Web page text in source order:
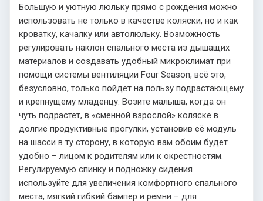
Большую и уютную люльку прямо с рождения можно
использовать не только в качестве коляски, но и как
кроватку, качалку или автолюльку. Возможность
регулировать наклон спального места из дышащих
материалов и создавать удобный микроклимат при
помощи системы вентиляции Four Season, всё это,
безусловно, только пойдёт на пользу подрастающему
и крепнущему младенцу. Возите малыша, когда он
чуть подрастёт, в «сменной взрослой» коляске в
долгие продуктивные прогулки, установив её модуль
на шасси в ту сторону, в которую вам обоим будет
удобно – лицом к родителям или к окрестностям.
Регулируемую спинку и подножку сидения
используйте для увеличения комфортного спального
места, мягкий гибкий бампер и ремни – для